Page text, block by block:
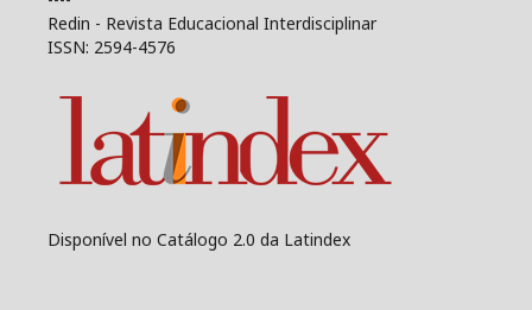
Redin - Revista Educacional Interdisciplinar
ISSN: 2594-4576
Disponível no Catálogo 2.0 da Latindex